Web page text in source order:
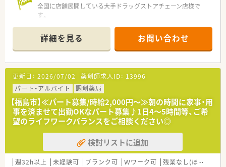
全国に店舗展開している大手ドラッグストアチェーン店様で
す。
実しています。
詳細を見る お問い合わせ
更新日： 2026/07/02 薬剤師求人ID： 13996
パート・アルバイト
調剤薬局
【福島市】≪パート募集/時給2,000円～≫朝の時間に家事・用
事を済ませて出勤OKなパート募集♪1日4～5時間等、ご希
望のライフワークバランスをご相談ください◎
検討リストに追加
週32h以上 未経験可 ブランク可 Ｗワーク可 残業なし(ほぼなし含む)